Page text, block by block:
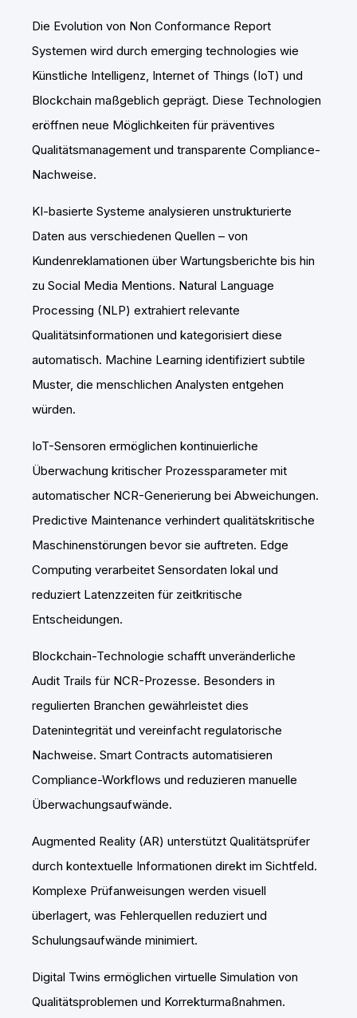
Die Evolution von Non Conformance Report
Systemen wird durch emerging technologies wie
Künstliche Intelligenz, Internet of Things (IoT) und
Blockchain maßgeblich geprägt. Diese Technologien
eröffnen neue Möglichkeiten für präventives
Qualitätsmanagement und transparente Compliance-
Nachweise.
KI-basierte Systeme analysieren unstrukturierte
Daten aus verschiedenen Quellen – von
Kundenreklamationen über Wartungsberichte bis hin
zu Social Media Mentions. Natural Language
Processing (NLP) extrahiert relevante
Qualitätsinformationen und kategorisiert diese
automatisch. Machine Learning identifiziert subtile
Muster, die menschlichen Analysten entgehen
würden.
IoT-Sensoren ermöglichen kontinuierliche
Überwachung kritischer Prozessparameter mit
automatischer NCR-Generierung bei Abweichungen.
Predictive Maintenance verhindert qualitätskritische
Maschinenstörungen bevor sie auftreten. Edge
Computing verarbeitet Sensordaten lokal und
reduziert Latenzzeiten für zeitkritische
Entscheidungen.
Blockchain-Technologie schafft unveränderliche
Audit Trails für NCR-Prozesse. Besonders in
regulierten Branchen gewährleistet dies
Datenintegrität und vereinfacht regulatorische
Nachweise. Smart Contracts automatisieren
Compliance-Workflows und reduzieren manuelle
Überwachungsaufwände.
Augmented Reality (AR) unterstützt Qualitätsprüfer
durch kontextuelle Informationen direkt im Sichtfeld.
Komplexe Prüfanweisungen werden visuell
überlagert, was Fehlerquellen reduziert und
Schulungsaufwände minimiert.
Digital Twins ermöglichen virtuelle Simulation von
Qualitätsproblemen und Korrekturmaßnahmen.